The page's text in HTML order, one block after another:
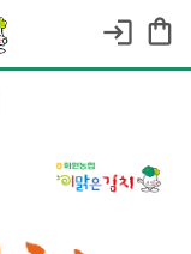
login shopping_bag